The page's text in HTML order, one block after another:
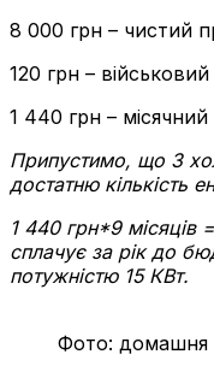
8 000 грн – чистий
120 грн – військовий
1 440 грн – місячний
Припустимо, що 3
достатню кількість
1 440 грн*9 місяців
сплачує за рік до
потужністю 15 КВт.
Фото: домашня